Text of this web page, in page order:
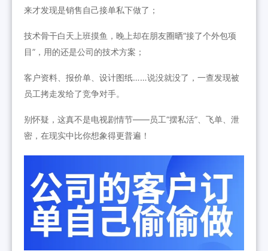
来才发现是销售自己接单私下做了；
技术骨干白天上班摸鱼，晚上却在朋友圈晒“接了个外包项
目”，用的还是公司的技术方案；
客户资料、报价单、设计图纸……说没就没了，一查发现被
员工拷走发给了竞争对手。
别怀疑，这真不是电视剧情节——员工“摆私活”、飞单、泄
密，在现实中比你想象得更普遍！